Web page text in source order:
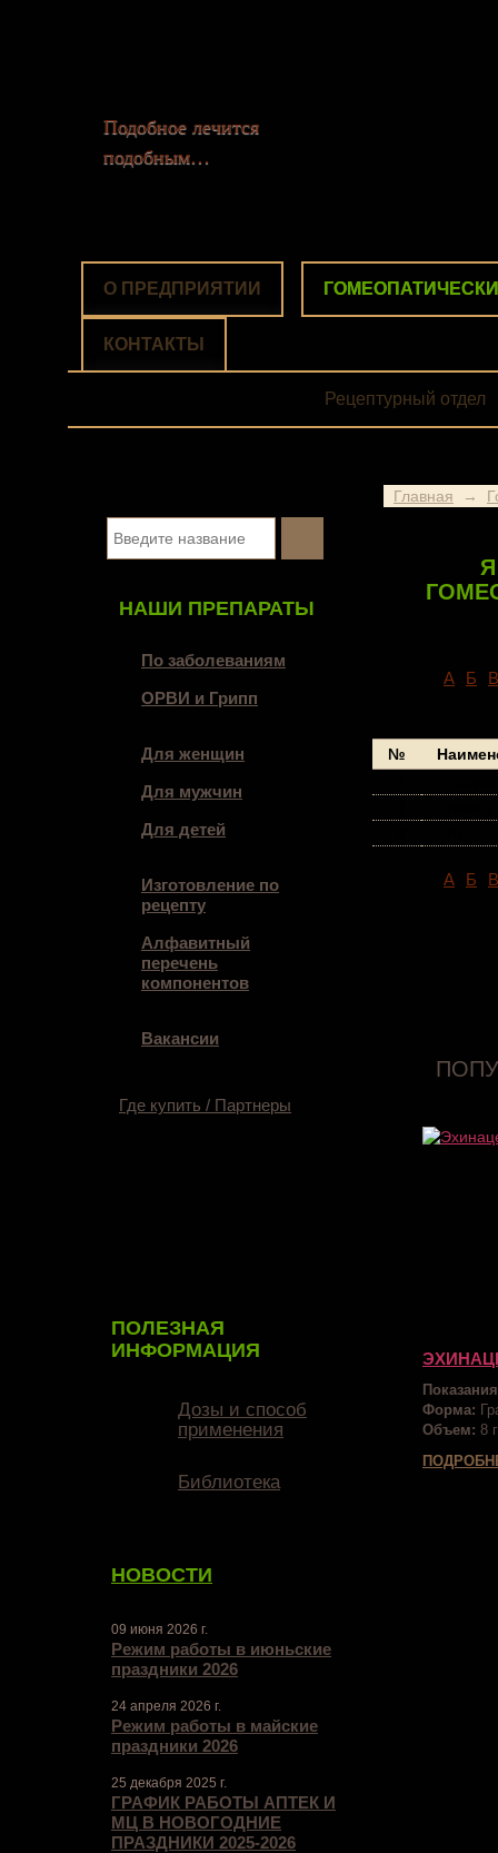
Подобное лечится
подобным…
О ПРЕДПРИЯТИИ
КОНТАКТЫ
Рецептурный отдел
Главная →
A Б В
№
A Б В
Форма:
Объем: 8 г
НАШИ ПРЕПАРАТЫ
По заболеваниям
ОРВИ и Грипп
Для женщин
Для мужчин
Для детей
Изготовление по
рецепту
Алфавитный
перечень
компонентов
Вакансии
Где купить / Партнеры
ПОЛЕЗНАЯ
ИНФОРМАЦИЯ
Дозы и способ
применения
Библиотека
НОВОСТИ
09 июня 2026 г.
Режим работы в июньские
праздники 2026
24 апреля 2026 г.
Режим работы в майские
праздники 2026
25 декабря 2025 г.
ГРАФИК РАБОТЫ АПТЕК И
МЦ В НОВОГОДНИЕ
ПРАЗДНИКИ 2025-2026